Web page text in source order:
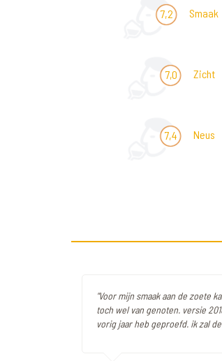
7,2 Smaak
7,0 Zicht
7,4 Neus
"Voor mijn smaak aan de zoete
toch wel van genoten. versie
vorig jaar heb geproefd. ik zal